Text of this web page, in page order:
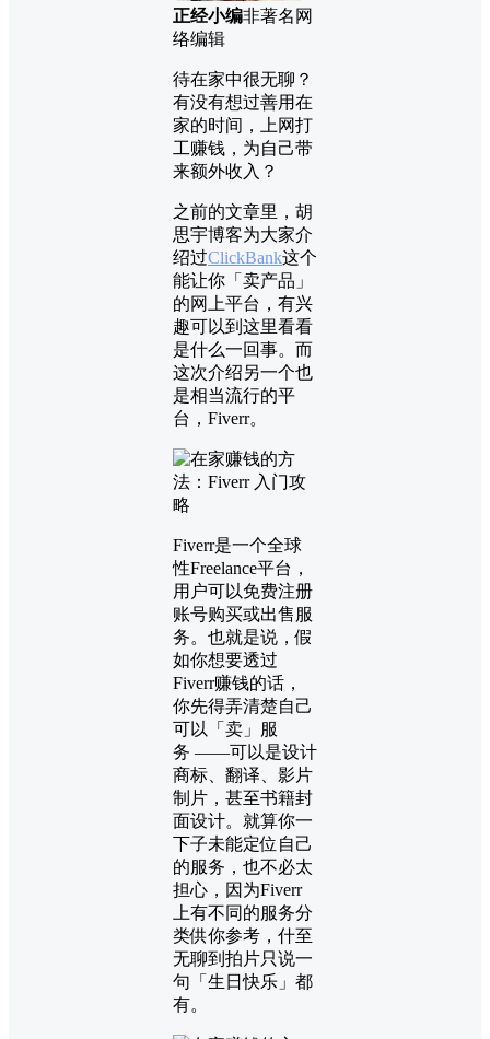
正经小编非著名网
络编辑
待在家中很无聊？
有没有想过善用在
家的时间，上网打
工赚钱，为自己带
来额外收入？
之前的文章里，胡
思宇博客为大家介
绍过ClickBank这个
能让你「卖产品」
的网上平台，有兴
趣可以到这里看看
是什么一回事。而
这次介绍另一个也
是相当流行的平
台，Fiverr。
Fiverr是一个全球
性Freelance平台，
用户可以免费注册
账号购买或出售服
务。也就是说，假
如你想要透过
Fiverr赚钱的话，
你先得弄清楚自己
可以「卖」服
务 ——可以是设计
商标、翻译、影片
制片，甚至书籍封
面设计。就算你一
下子未能定位自己
的服务，也不必太
担心，因为Fiverr
上有不同的服务分
类供你参考，什至
无聊到拍片只说一
句「生日快乐」都
有。